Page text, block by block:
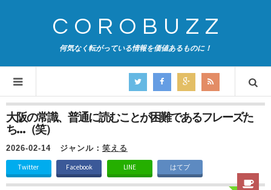
COROBUZZ
何気なく転がっている情報を価値あるものに！
大阪の常識、普通に読むことが困難であるフレーズた
ち…（笑）
2026-02-14 ジャンル： 笑える
Twitter Facebook LINE はてブ